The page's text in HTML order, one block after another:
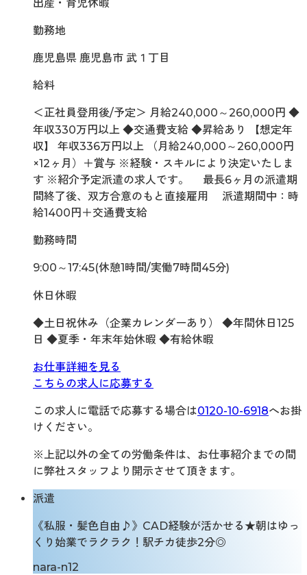
出産・育児休暇
勤務地
鹿児島県 鹿児島市 武１丁目
給料
＜正社員登用後/予定＞ 月給240,000～260,000円 ◆
年収330万円以上 ◆交通費支給 ◆昇給あり 【想定年
収】 年収336万円以上 （月給240,000～260,000円
×12ヶ月）＋賞与 ※経験・スキルにより決定いたしま
す ※紹介予定派遣の求人です。 最長6ヶ月の派遣期
間終了後、双方合意のもと直接雇用 派遣期間中：時
給1400円＋交通費支給
勤務時間
9:00～17:45(休憩1時間/実働7時間45分)
休日休暇
◆土日祝休み（企業カレンダーあり） ◆年間休日125
日 ◆夏季・年末年始休暇 ◆有給休暇
お仕事詳細を見る
こちらの求人に応募する
この求人に電話で応募する場合は0120-10-6918へお掛
けください。
※上記以外の全ての労働条件は、お仕事紹介までの間
に弊社スタッフより開示させて頂きます。
派遣
《私服・髪色自由♪》CAD経験が活かせる★朝はゆっ
くり始業でラクラク！駅チカ徒歩2分◎
nara-n12